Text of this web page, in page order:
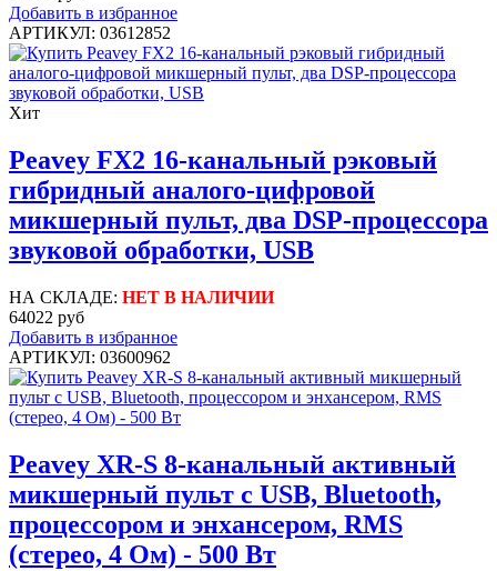
Добавить в избранное
АРТИКУЛ: 03612852
Хит
Peavey FX2 16-канальный рэковый
гибридный аналого-цифровой
микшерный пульт, два DSP-процессора
звуковой обработки, USB
НА СКЛАДЕ: НЕТ В НАЛИЧИИ
64022 руб
Добавить в избранное
АРТИКУЛ: 03600962
Peavey XR-S 8-канальный активный
микшерный пульт с USB, Bluetooth,
процессором и энхансером, RMS
(стерео, 4 Ом) - 500 Вт